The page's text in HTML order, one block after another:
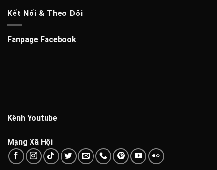
Kết Nối & Theo Dõi
Fanpage Facebook
Kênh Youtube
Mạng Xã Hội